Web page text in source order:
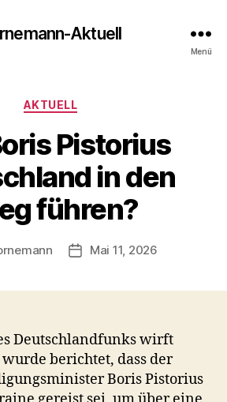
Aktuell
Menü
Kategorien
AKTUELL
Pistorius
in den
führen?
Veröffentlichungsdatum
Mai 11, 2026
Deutschlandfunks wirft
berichtet, dass der
Boris Pistorius